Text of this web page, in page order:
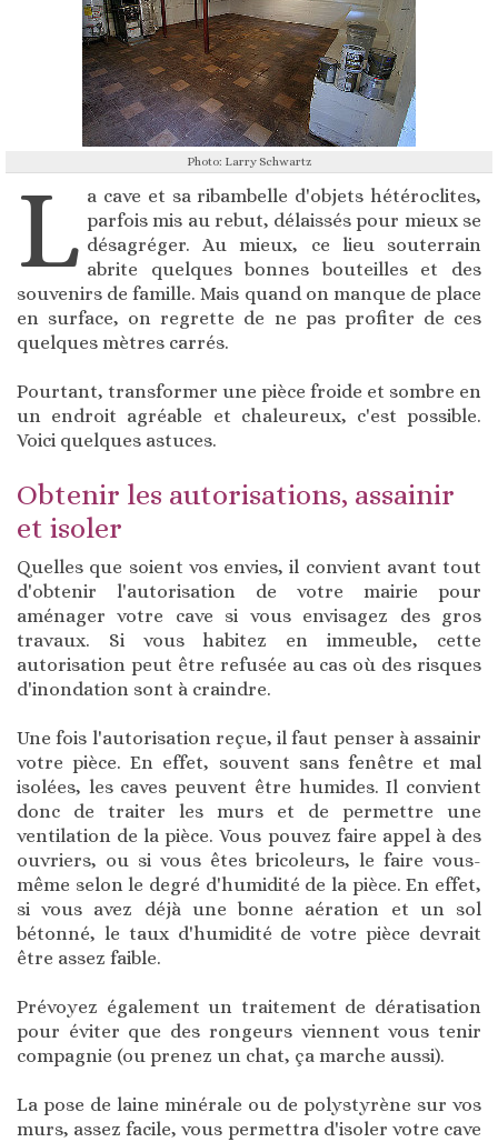
Photo: Larry Schwartz
L a cave et sa ribambelle d'objets hétéroclites,
parfois mis au rebut, délaissés pour mieux se
désagréger. Au mieux, ce lieu souterrain
abrite quelques bonnes bouteilles et des
souvenirs de famille. Mais quand on manque de place
en surface, on regrette de ne pas profiter de ces
quelques mètres carrés.
Pourtant, transformer une pièce froide et sombre en
un endroit agréable et chaleureux, c'est possible.
Voici quelques astuces.
Obtenir les autorisations, assainir
et isoler
Quelles que soient vos envies, il convient avant tout
d'obtenir l'autorisation de votre mairie pour
aménager votre cave si vous envisagez des gros
travaux. Si vous habitez en immeuble, cette
autorisation peut être refusée au cas où des risques
d'inondation sont à craindre.
Une fois l'autorisation reçue, il faut penser à assainir
votre pièce. En effet, souvent sans fenêtre et mal
isolées, les caves peuvent être humides. Il convient
donc de traiter les murs et de permettre une
ventilation de la pièce. Vous pouvez faire appel à des
ouvriers, ou si vous êtes bricoleurs, le faire vous-
même selon le degré d'humidité de la pièce. En effet,
si vous avez déjà une bonne aération et un sol
bétonné, le taux d'humidité de votre pièce devrait
être assez faible.
Prévoyez également un traitement de dératisation
pour éviter que des rongeurs viennent vous tenir
compagnie (ou prenez un chat, ça marche aussi).
La pose de laine minérale ou de polystyrène sur vos
murs, assez facile, vous permettra d'isoler votre cave